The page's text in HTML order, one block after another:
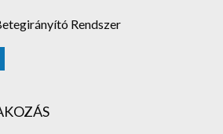
Rendszer